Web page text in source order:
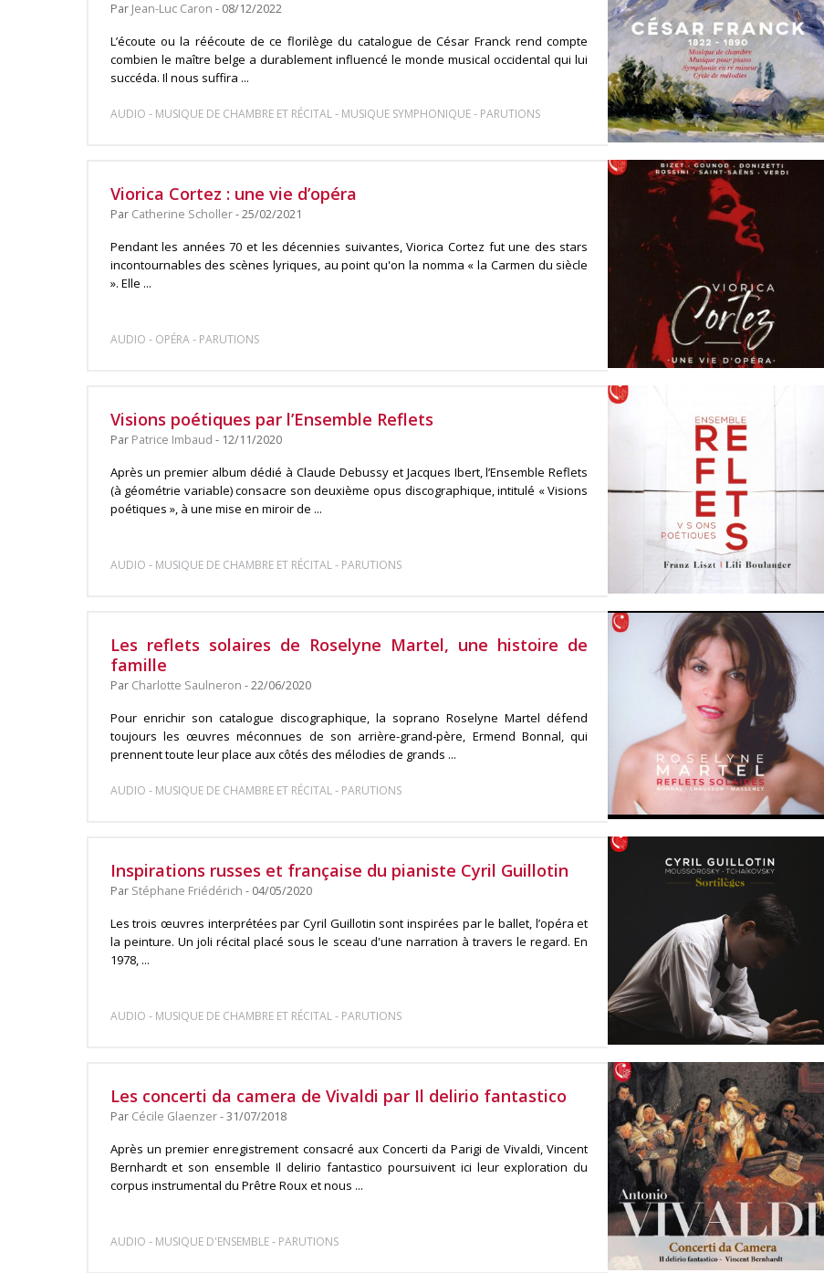
Par Jean-Luc Caron - 08/12/2022
L’écoute ou la réécoute de ce florilège du catalogue de César Franck rend compte
combien le maître belge a durablement influencé le monde musical occidental qui lui
succéda. Il nous suffira ...
AUDIO - MUSIQUE DE CHAMBRE ET RÉCITAL- MUSIQUE SYMPHONIQUE- PARUTIONS
Viorica Cortez : une vie d’opéra
Par Catherine Scholler- 25/02/2021
Pendant les années 70 et les décennies suivantes, Viorica Cortez fut une des stars
incontournables des scènes lyriques, au point qu'on la nomma « la Carmen du siècle
». Elle ...
AUDIO - OPÉRA- PARUTIONS
Visions poétiques par l’Ensemble Reflets
Par Patrice Imbaud - 12/11/2020
Après un premier album dédié à Claude Debussy et Jacques Ibert, l’Ensemble Reflets
(à géométrie variable) consacre son deuxième opus discographique, intitulé « Visions
poétiques », à une mise en miroir de ...
AUDIO - MUSIQUE DE CHAMBRE ET RÉCITAL- PARUTIONS
Les reflets solaires de Roselyne Martel, une histoire de
famille
Par Charlotte Saulneron - 22/06/2020
Pour enrichir son catalogue discographique, la soprano Roselyne Martel défend
toujours les œuvres méconnues de son arrière-grand-père, Ermend Bonnal, qui
prennent toute leur place aux côtés des mélodies de grands ...
AUDIO - MUSIQUE DE CHAMBRE ET RÉCITAL- PARUTIONS
Inspirations russes et française du pianiste Cyril Guillotin
Par Stéphane Friédérich - 04/05/2020
Les trois œuvres interprétées par Cyril Guillotin sont inspirées par le ballet, l’opéra et
la peinture. Un joli récital placé sous le sceau d'une narration à travers le regard. En
1978, ...
AUDIO - MUSIQUE DE CHAMBRE ET RÉCITAL- PARUTIONS
Les concerti da camera de Vivaldi par Il delirio fantastico
Par Cécile Glaenzer- 31/07/2018
Après un premier enregistrement consacré aux Concerti da Parigi de Vivaldi, Vincent
Bernhardt et son ensemble Il delirio fantastico poursuivent ici leur exploration du
corpus instrumental du Prêtre Roux et nous ...
AUDIO - MUSIQUE D'ENSEMBLE- PARUTIONS